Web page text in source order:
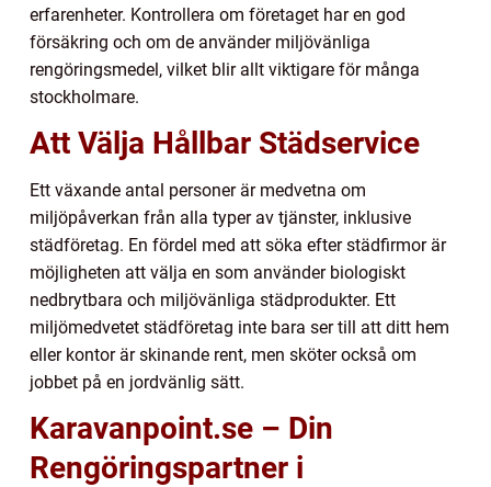
erfarenheter. Kontrollera om företaget har en god
försäkring och om de använder miljövänliga
rengöringsmedel, vilket blir allt viktigare för många
stockholmare.
Att Välja Hållbar Städservice
Ett växande antal personer är medvetna om
miljöpåverkan från alla typer av tjänster, inklusive
städföretag. En fördel med att söka efter städfirmor är
möjligheten att välja en som använder biologiskt
nedbrytbara och miljövänliga städprodukter. Ett
miljömedvetet städföretag inte bara ser till att ditt hem
eller kontor är skinande rent, men sköter också om
jobbet på en jordvänlig sätt.
Karavanpoint.se – Din
Rengöringspartner i